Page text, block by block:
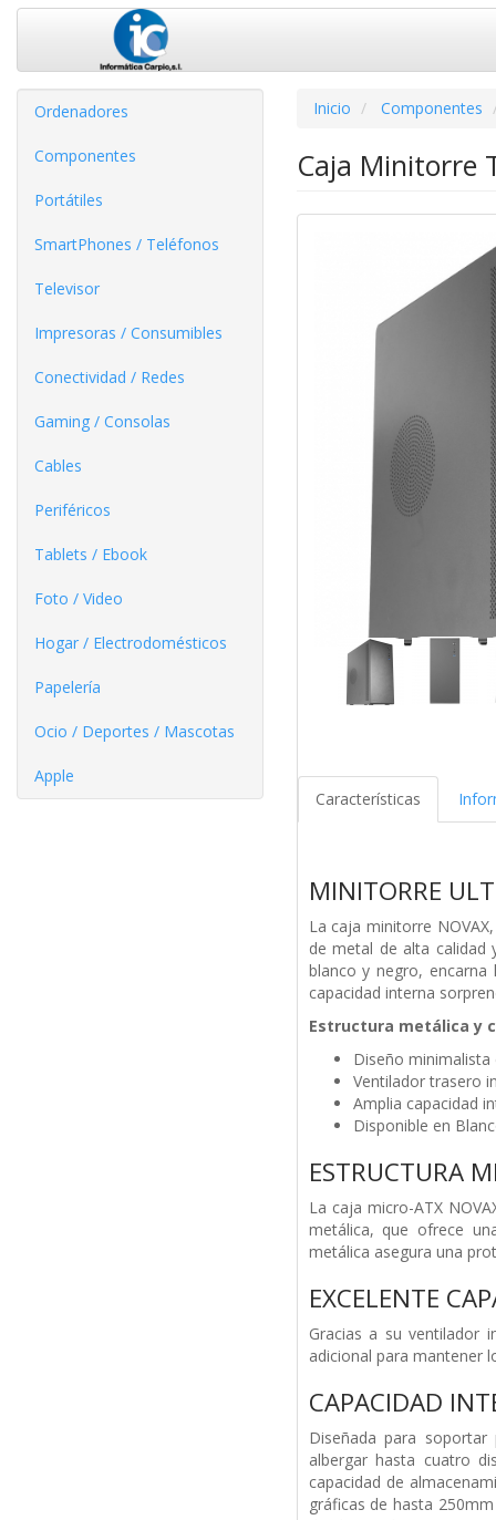
Ordenadores
Componentes
Portátiles
SmartPhones / Teléfonos
Televisor
Impresoras / Consumibles
Conectividad / Redes
Gaming / Consolas
Cables
Periféricos
Tablets / Ebook
Foto / Video
Hogar / Electrodomésticos
Papelería
Ocio / Deportes / Mascotas
Apple
Inicio Componentes
Caja Minitorre
Características
MINITORRE
La caja minitorre
de metal de alta calidad
blanco y negro,
capacidad interna
Estructura metálica y
Diseño
Ventilador trasero
Amplia capacidad
Disponible en
ESTRUCTURA
La caja micro-ATX
metálica, que ofrece
metálica asegura una
EXCELENTE
Gracias a su ventilador
adicional para mantener
CAPACIDAD
Diseñada para
albergar hasta cuatro
capacidad de
gráficas de hasta